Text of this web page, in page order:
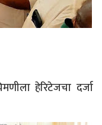
हेरिटेजचा दर्जा